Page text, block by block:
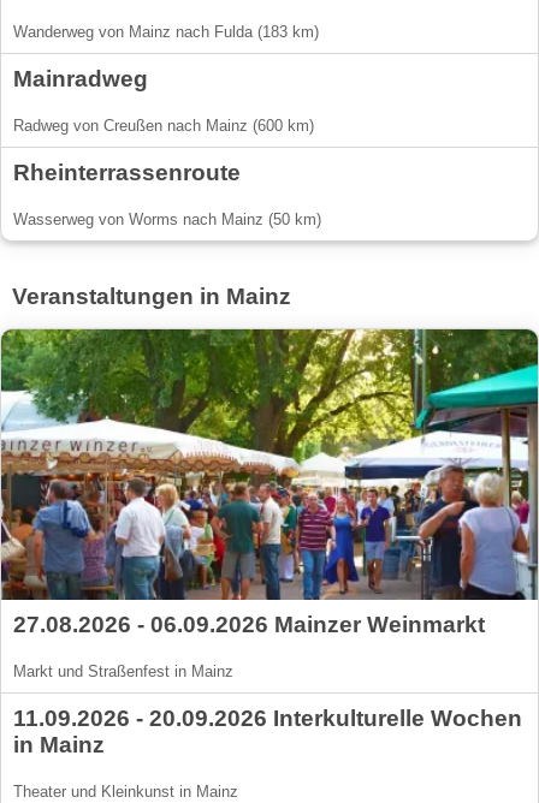
Wanderweg von Mainz nach Fulda (183 km)
Mainradweg
Radweg von Creußen nach Mainz (600 km)
Rheinterrassenroute
Wasserweg von Worms nach Mainz (50 km)
Veranstaltungen in Mainz
27.08.2026 - 06.09.2026 Mainzer Weinmarkt
Markt und Straßenfest in Mainz
11.09.2026 - 20.09.2026 Interkulturelle Wochen
in Mainz
Theater und Kleinkunst in Mainz